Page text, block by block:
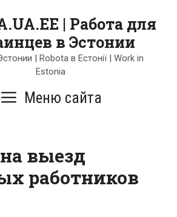
| Работа для
в Эстонии
| Robota в Естонії | Work in
Estonia
Меню сайта
выезд
работников